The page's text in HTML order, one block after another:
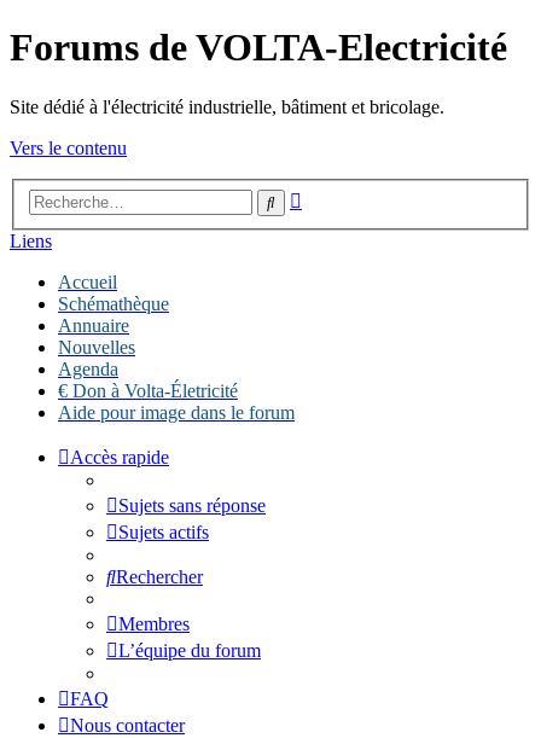
Forums de VOLTA-Electricité
Site dédié à l'électricité industrielle, bâtiment et bricolage.
Vers le contenu
Rechercher
Liens
Accueil
Schémathèque
Annuaire
Nouvelles
Agenda
€ Don à Volta-Életricité
Aide pour image dans le forum
Accès rapide
Sujets sans réponse
Sujets actifs
Rechercher
Membres
L’équipe du forum
FAQ
Nous contacter